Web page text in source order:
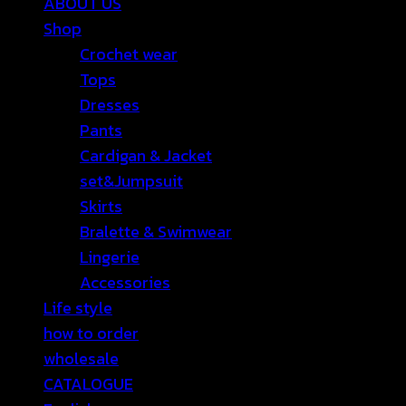
Shop
Crochet wear
Tops
Dresses
Pants
Cardigan & Jacket
set&Jumpsuit
Skirts
Bralette & Swimwear
Lingerie
Accessories
Life style
how to order
wholesale
CATALOGUE